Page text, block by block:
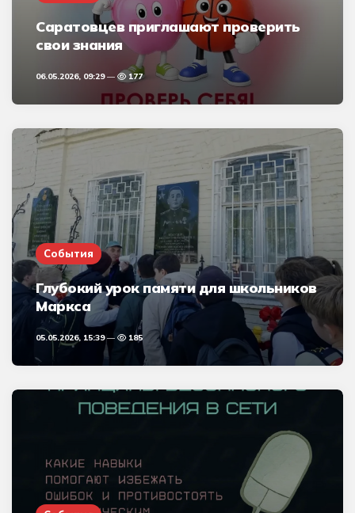
Саратовцев приглашают проверить
свои знания
06.05.2026, 09:29 177
События
Глубокий урок памяти для школьников
Маркса
05.05.2026, 15:39 185